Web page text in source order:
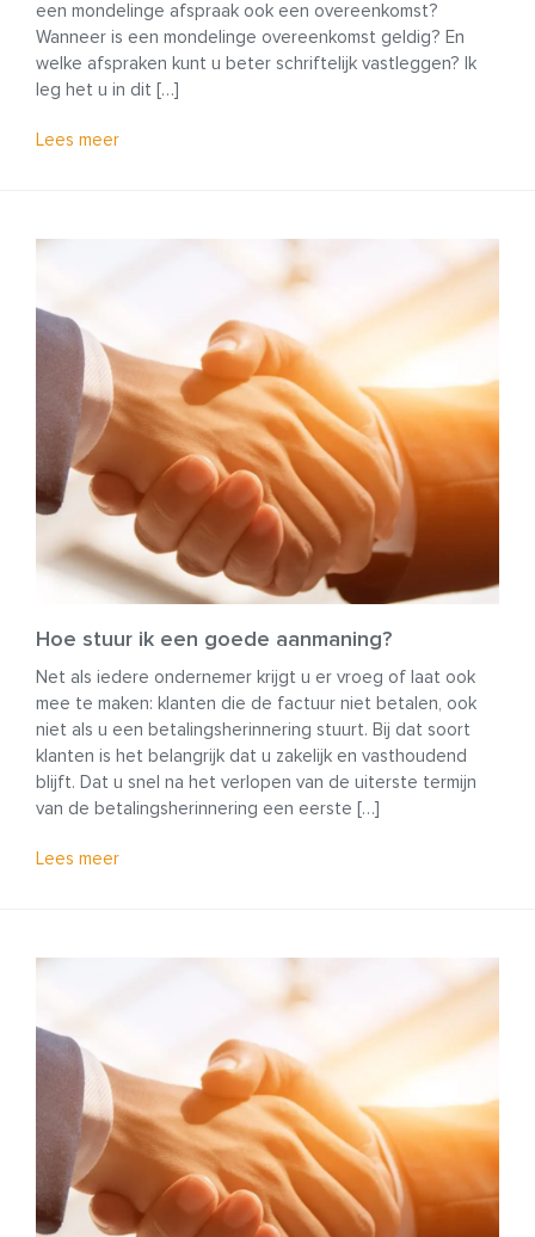
een mondelinge afspraak ook een overeenkomst?
Wanneer is een mondelinge overeenkomst geldig? En
welke afspraken kunt u beter schriftelijk vastleggen? Ik
leg het u in dit […]
Lees meer
Hoe stuur ik een goede aanmaning?
Net als iedere ondernemer krijgt u er vroeg of laat ook
mee te maken: klanten die de factuur niet betalen, ook
niet als u een betalingsherinnering stuurt. Bij dat soort
klanten is het belangrijk dat u zakelijk en vasthoudend
blijft. Dat u snel na het verlopen van de uiterste termijn
van de betalingsherinnering een eerste […]
Lees meer